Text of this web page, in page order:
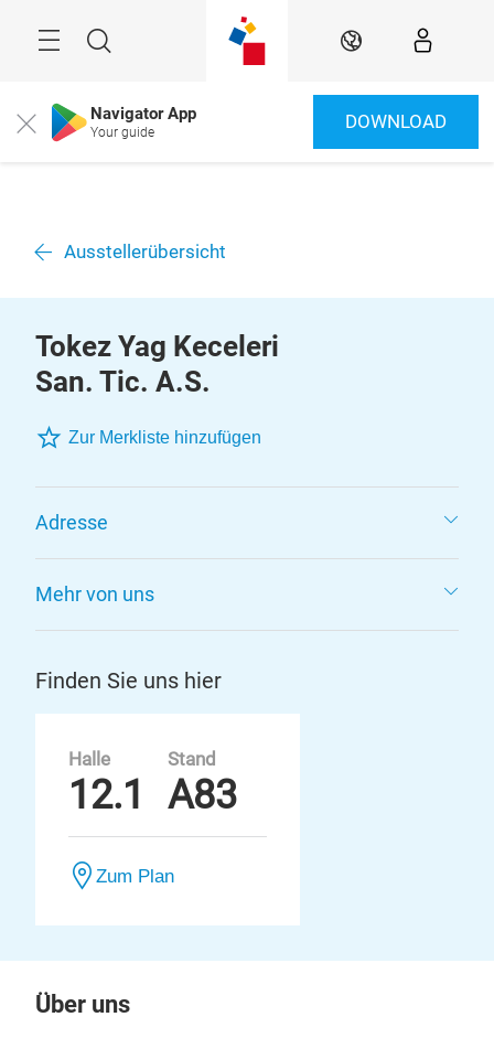
Suche DE
Close Navigator App
Your guide DOWNLOAD
Ausstellerübersicht
Tokez Yag Keceleri
San. Tic. A.S.
Zur Merkliste hinzufügen
Adresse
Mehr von uns
Finden Sie uns hier
Halle
12.1
Stand
A83
Zum Plan
Über uns